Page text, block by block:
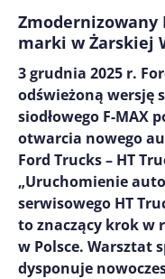
Zmodernizowany
marki w Żarskiej
3 grudnia 2025 r.
odświeżoną wersję
siodłowego F-MAX
otwarcia nowego
Ford Trucks – HT
„Uruchomienie
serwisowego HT
to znaczący krok w
w Polsce. Warsztat
dysponuje